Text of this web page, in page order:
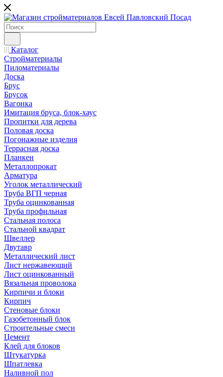
Каталог
Стройматериалы
Пиломатериалы
Доска
Брус
Брусок
Вагонка
Имитация бруса, блок-хаус
Пропитки для дерева
Половая доска
Погонажные изделия
Террасная доска
Планкен
Металлопрокат
Арматура
Уголок металлический
Труба ВГП черная
Труба оцинкованная
Труба профильная
Стальная полоса
Стальной квадрат
Швеллер
Двутавр
Металлический лист
Лист нержавеющий
Лист оцинкованный
Вязальная проволока
Кирпичи и блоки
Кирпич
Стеновые блоки
Газобетонный блок
Строительные смеси
Цемент
Клей для блоков
Штукатурка
Шпатлевка
Наливной пол